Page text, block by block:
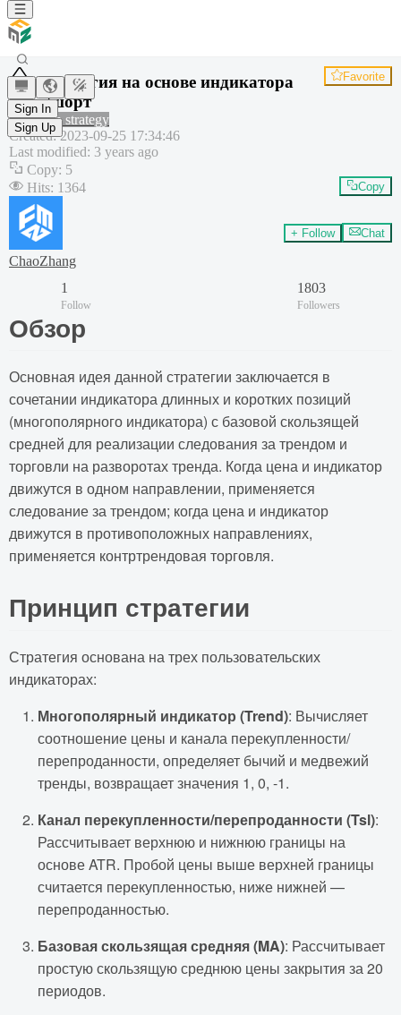
Sign In
Sign Up
Стратегия на основе индикатора
лонг/шорт
Favorite
Common strategy
Created:2023-09-25 17:34:46
Last modified: 3 years ago
Copy: 5
Hits: 1364 Copy
ChaoZhang
+ Follow Chat
1
Follow
1803
Followers
Обзор
Основная идея данной стратегии заключается в
сочетании индикатора длинных и коротких позиций
(многополярного индикатора) с базовой скользящей
средней для реализации следования за трендом и
торговли на разворотах тренда. Когда цена и индикатор
движутся в одном направлении, применяется
следование за трендом; когда цена и индикатор
движутся в противоположных направлениях,
применяется контртрендовая торговля.
Принцип стратегии
Стратегия основана на трех пользовательских
индикаторах:
Многополярный индикатор (Trend): Вычисляет
соотношение цены и канала перекупленности/
перепроданности, определяет бычий и медвежий
тренды, возвращает значения 1, 0, -1.
Канал перекупленности/перепроданности (Tsl):
Рассчитывает верхнюю и нижнюю границы на
основе ATR. Пробой цены выше верхней границы
считается перекупленностью, ниже нижней —
перепроданностью.
Базовая скользящая средняя (MA): Рассчитывает
простую скользящую среднюю цены закрытия за 20
периодов.